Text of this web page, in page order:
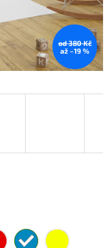
od 380 Kč
až –19 %